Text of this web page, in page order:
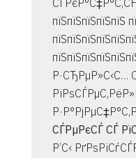
пїЅпїЅпїЅпїЅпїЅ
Р·СЂРµР»С‹С…
СЃРµРєСЃ СЃ
Р’С‹